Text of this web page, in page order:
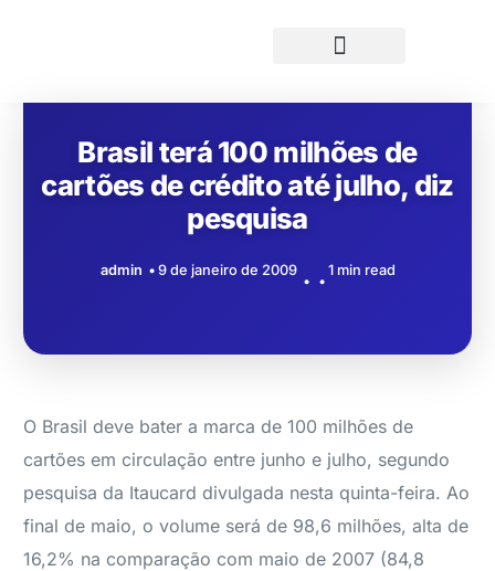
Brasil terá 100 milhões de
cartões de crédito até julho, diz
pesquisa
admin 9 de janeiro de 2009 1 min read
O Brasil deve bater a marca de 100 milhões de
cartões em circulação entre junho e julho, segundo
pesquisa da Itaucard divulgada nesta quinta-feira. Ao
final de maio, o volume será de 98,6 milhões, alta de
16,2% na comparação com maio de 2007 (84,8